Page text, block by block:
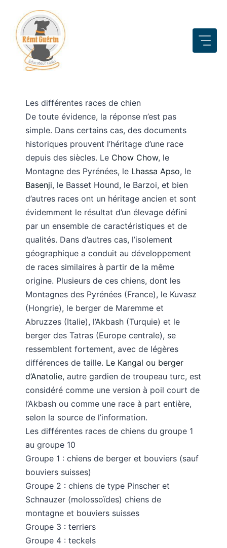
contenu
Les différentes races de chien
De toute évidence, la réponse n’est pas
simple. Dans certains cas, des documents
historiques prouvent l’héritage d’une race
depuis des siècles. Le Chow Chow, le
Montagne des Pyrénées, le Lhassa Apso, le
Basenji, le Basset Hound, le Barzoi, et bien
d’autres races ont un héritage ancien et sont
évidemment le résultat d’un élevage défini
par un ensemble de caractéristiques et de
qualités. Dans d’autres cas, l’isolement
géographique a conduit au développement
de races similaires à partir de la même
origine. Plusieurs de ces chiens, dont les
Montagnes des Pyrénées (France), le Kuvasz
(Hongrie), le berger de Maremme et
Abruzzes (Italie), l’Akbash (Turquie) et le
berger des Tatras (Europe centrale), se
ressemblent fortement, avec de légères
différences de taille. Le Kangal ou berger
d’Anatolie, autre gardien de troupeau turc, est
considéré comme une version à poil court de
l’Akbash ou comme une race à part entière,
selon la source de l’information.
Les différentes races de chiens du groupe 1
au groupe 10
Groupe 1 : chiens de berger et bouviers (sauf
bouviers suisses)
Groupe 2 : chiens de type Pinscher et
Schnauzer (molossoïdes) chiens de
montagne et bouviers suisses
Groupe 3 : terriers
Groupe 4 : teckels